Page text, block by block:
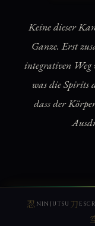
Keine dieser
Ganze. Erst
integrativen Weg
was die Spirits
dass der
NINJUTSU